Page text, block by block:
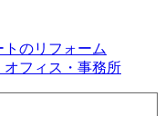
のリフォーム
オフィス・事務所